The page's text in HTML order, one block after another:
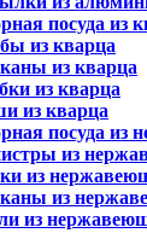
посуда из
из кварца
из кварца
из кварца
из кварца
посуда из
из
из
из
из